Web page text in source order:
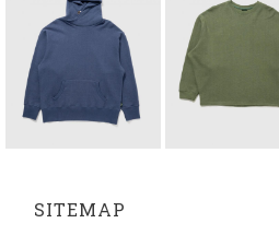
SITEMAP